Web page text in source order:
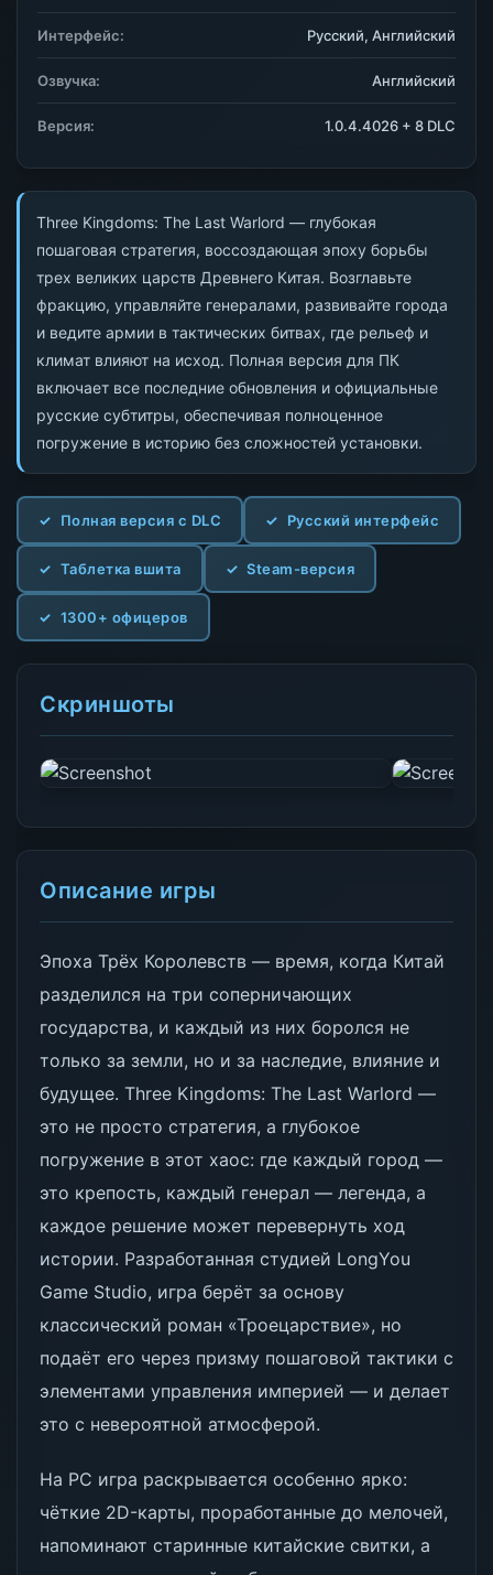
Three Kingdoms: The Last Warlord — глубокая
пошаговая стратегия, воссоздающая эпоху борьбы
трех великих царств Древнего Китая. Возглавьте
фракцию, управляйте генералами, развивайте города
и ведите армии в тактических битвах, где рельеф и
климат влияют на исход. Полная версия для ПК
включает все последние обновления и официальные
русские субтитры, обеспечивая полноценное
погружение в историю без сложностей установки.
Полная версия с DLC Русский интерфейс
Таблетка вшита Steam-версия
1300+ офицеров
Скриншоты
Описание игры
Эпоха Трёх Королевств — время, когда Китай
разделился на три соперничающих
государства, и каждый из них боролся не
только за земли, но и за наследие, влияние и
будущее. Three Kingdoms: The Last Warlord —
это не просто стратегия, а глубокое
погружение в этот хаос: где каждый город —
это крепость, каждый генерал — легенда, а
каждое решение может перевернуть ход
истории. Разработанная студией LongYou
Game Studio, игра берёт за основу
классический роман «Троецарствие», но
подаёт его через призму пошаговой тактики с
элементами управления империей — и делает
это с невероятной атмосферой.
На PC игра раскрывается особенно ярко:
чёткие 2D-карты, проработанные до мелочей,
напоминают старинные китайские свитки, а
Интерфейс: Русский, Английский
Озвучка: Английский
Версия: 1.0.4.4026 + 8 DLC